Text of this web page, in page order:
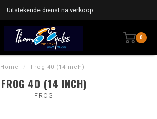
Uitstekende dienst na verkoop
0
Home / Frog 40 (14 inch)
FROG 40 (14 INCH)
FROG